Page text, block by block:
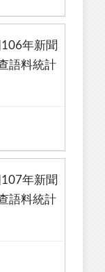
年新聞
語料統計
年新聞
語料統計